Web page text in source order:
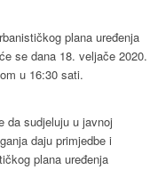
plana uređenja
se dana 18. veljače 2020.
u 16:30 sati.
da sudjeluju u javnoj
daju primjedbe i
plana uređenja